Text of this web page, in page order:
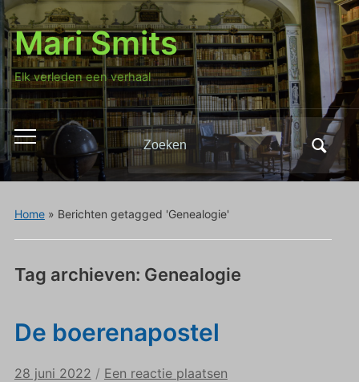
Mari Smits
Elk verleden een verhaal
Toggle
mobiel
menu
Zoeken
naar:
Home» Berichten getagged 'Genealogie'
Tag archieven: Genealogie
De boerenapostel
28 juni 2022 / Een reactie plaatsen